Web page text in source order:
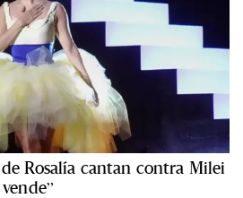
Rosalía cantan contra Milei